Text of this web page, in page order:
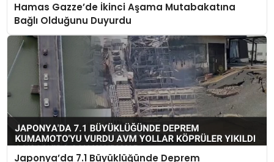
Hamas Gazze’de İkinci Aşama Mutabakatına
Bağlı Olduğunu Duyurdu
Japonya’da 7.1 Büyüklüğünde Deprem